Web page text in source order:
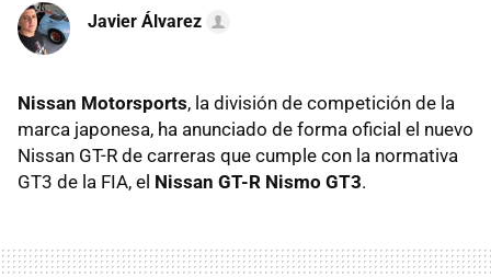
Javier Álvarez
Nissan Motorsports, la división de competición de la
marca japonesa, ha anunciado de forma oficial el nuevo
Nissan GT-R de carreras que cumple con la normativa
GT3 de la FIA, el Nissan GT-R Nismo GT3.